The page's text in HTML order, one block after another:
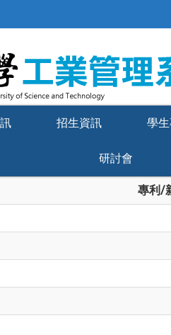
招生資訊 學
研討會
專利/